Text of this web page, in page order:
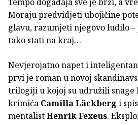
Moraju predvidjeti ubojičine
glavu, razumjeti njegovo ludilo
tako stati na kraj…
Nevjerojatno napet i
prvi je roman u novoj
trilogiji u kojoj su udružili snage
krimića Camilla Läckberg i
mentalistHenrik Fexeus.